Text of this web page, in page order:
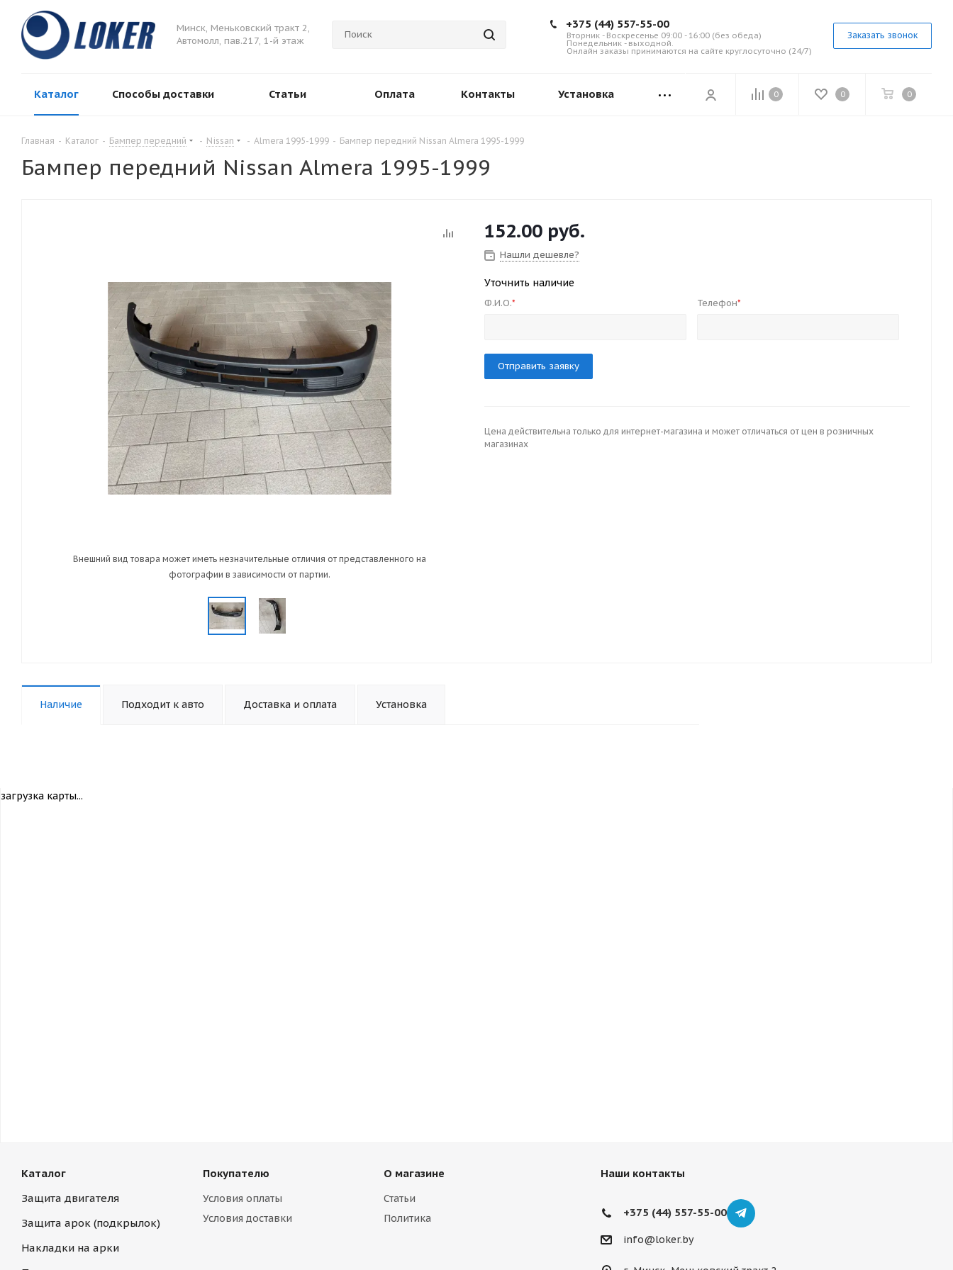
Минск, Меньковский тракт 2,
Автомолл, пав.217, 1-й этаж
+375 (44) 557-55-00
Вторник - Воскресенье 09:00 - 16:00 (без обеда)
Понедельник - выходной.
Онлайн заказы принимаются на сайте круглосуточно (24/7)
Заказать звонок
0 0 0
Каталог Способы доставки Статьи Оплата Контакты Установка
Главная - Каталог - Бампер передний - Nissan - Almera 1995-1999 - Бампер передний Nissan Almera 1995-1999
Бампер передний Nissan Almera 1995-1999
Внешний вид товара может иметь незначительные отличия от представленного на
фотографии в зависимости от партии.
152.00 руб.
Нашли дешевле?
Уточнить наличие
Ф.И.О.* Телефон*
Отправить заявку
Цена действительна только для интернет-магазина и может отличаться от цен в розничных
магазинах
Наличие Подходит к авто Доставка и оплата Установка
загрузка карты...
Каталог
Защита двигателя
Защита арок (подкрылок)
Накладки на арки
Покупателю
Условия оплаты
Условия доставки
О магазине
Статьи
Политика
Наши контакты
+375 (44) 557-55-00
info@loker.by